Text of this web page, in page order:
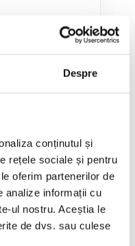
Despre
conținutul și
rețele sociale și pentru
oferim partenerilor de
analize informații cu
ul nostru. Aceștia le
de dvs. sau culese